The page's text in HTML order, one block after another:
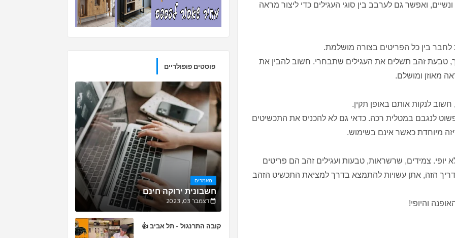
ואפשר גם לערבב בין סוגי העגילים כדי ליצור מראה
בין כל הפריטים בצורה מושלמת.
טבעת זהב תשלים את העגילים שתבחרי. חשוב להבין את
מאוזן ומושלם.
חשוב לנקות אותם באופן תקין.
לנגבם במטלית רכה. כדאי גם לא להכניס את התכשיטים
מיוחדת כאשר אינם בשימוש.
צמידים, שרשראות, טבעות ועגילים זהב הם פריטים
הזה, אתן עשויות להתמצא בדרך למציאת התכשיט הזהב
והיופי!
פוסטים פופולריים
מאמרים
חשבונית ירוקה חינם
דצמבר 03, 2023
קובה התרנגול - תל אביב 👍